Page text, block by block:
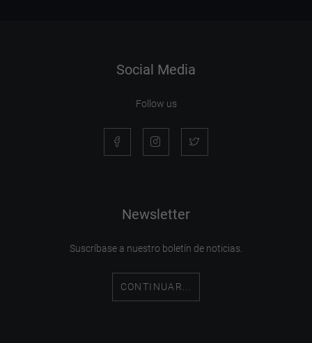
Social Media
Follow us
Newsletter
Suscríbase a nuestro boletín de noticias.
CONTINUAR...